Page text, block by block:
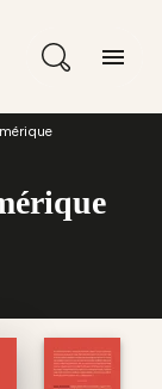
menu